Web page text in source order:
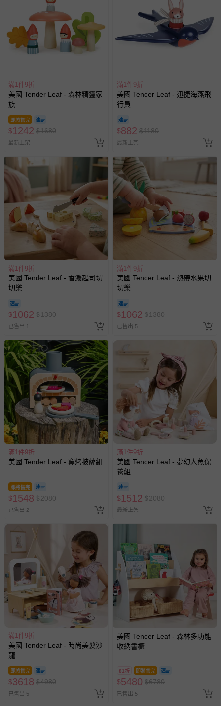
滿1件9折
美國 Tender Leaf - 森林精靈家
族
即將售完
$1242 $1680
最新上架
滿1件9折
美國 Tender Leaf - 迅捷海燕飛
行員
$882 $1180
最新上架
滿1件9折
美國 Tender Leaf - 香濃起司切
切樂
$1062 $1380
已售出 1
滿1件9折
美國 Tender Leaf - 熱帶水果切
切樂
$1062 $1380
已售出 5
滿1件9折
美國 Tender Leaf - 窯烤披薩組
即將售完
$1548 $2080
已售出 2
滿1件9折
美國 Tender Leaf - 夢幻人魚保
養組
$1512 $2080
最新上架
滿1件9折
美國 Tender Leaf - 時尚美髮沙
龍
即將售完
$3618 $4980
已售出 5
美國 Tender Leaf - 森林多功能
收納書櫃
81折 即將售完
$5480 $6780
已售出 5